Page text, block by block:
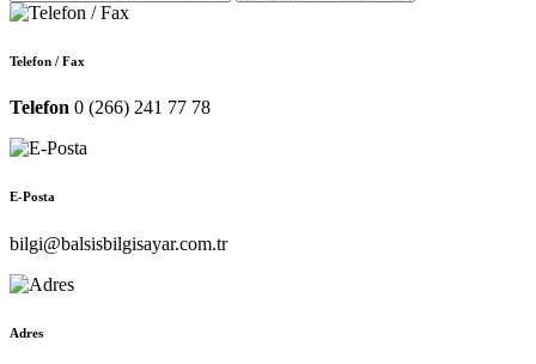
Telefon / Fax
Telefon 0 (266) 241 77 78
E-Posta
bilgi@balsisbilgisayar.com.tr
Adres